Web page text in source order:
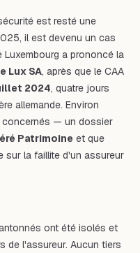
est resté une
il est devenu un cas
Luxembourg a prononcé la
Lux SA, après que le CAA
2024, quatre jours
allemande. Environ
concernés — un dossier
Patrimoine et que
sur la faillite d'un assureur
ont été isolés et
de l'assureur. Aucun tiers